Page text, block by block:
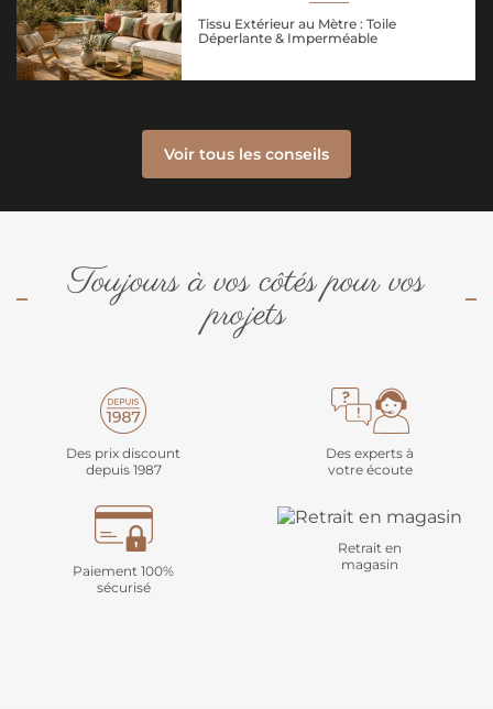
Tissu Extérieur au Mètre : Toile
Déperlante & Imperméable
Voir tous les conseils
Toujours à vos côtés pour vos
projets
Des prix discount
depuis 1987
Des experts à
votre écoute
Paiement 100%
sécurisé
Retrait en
magasin